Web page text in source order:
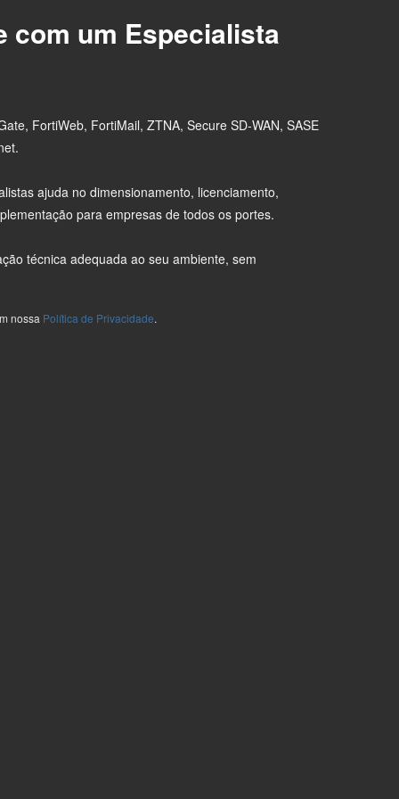
com um Especialista
FortiWeb, FortiMail, ZTNA, Secure SD-WAN, SASE
ajuda no dimensionamento, licenciamento,
para empresas de todos os portes.
técnica adequada ao seu ambiente, sem
nossa Política de Privacidade.